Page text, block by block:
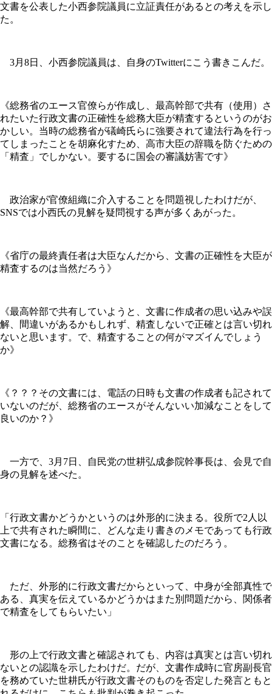
文書を公表した小西参院議員に立証責任があるとの考えを示し
た。
3月8日、小西参院議員は、自身のTwitterにこう書きこんだ。
《総務省のエース官僚らが作成し、最高幹部で共有（使用）さ
れたいた行政文書の正確性を総務大臣が精査するというのがお
かしい。当時の総務省が礒崎氏らに強要されて違法行為を行っ
てしまったことを胡麻化すため、高市大臣の辞職を防ぐための
「精査」でしかない。要するに国会の審議妨害です》
政治家が官僚組織に介入することを問題視したわけだが、
SNSでは小西氏の見解を疑問視する声が多くあがった。
《省庁の最終責任者は大臣なんだから、文書の正確性を大臣が
精査するのは当然だろう》
《最高幹部で共有していようと、文書に作成者の思い込みや誤
解、間違いがあるかもしれず、精査しないで正確とは言い切れ
ないと思います。で、精査することの何がマズイんでしょう
か》
《？？？その文書には、電話の日時も文書の作成者も記されて
いないのだが、総務省のエースがそんないい加減なことをして
良いのか？》
一方で、3月7日、自民党の世耕弘成参院幹事長は、会見で自
身の見解を述べた。
「行政文書かどうかというのは外形的に決まる。役所で2人以
上で共有された瞬間に、どんな走り書きのメモであっても行政
文書になる。総務省はそのことを確認したのだろう。
ただ、外形的に行政文書だからといって、中身が全部真性で
ある、真実を伝えているかどうかはまた別問題だから、関係者
で精査をしてもらいたい」
形の上で行政文書と確認されても、内容は真実とは言い切れ
ないとの認識を示したわけだ。だが、文書作成時に官房副長官
を務めていた世耕氏が行政文書そのものを否定した発言ともと